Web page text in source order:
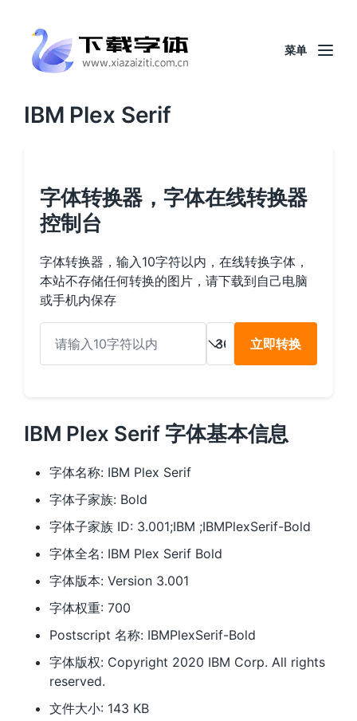
菜单
IBM Plex Serif
字体转换器，字体在线转换器
控制台
字体转换器，输入10字符以内，在线转换字体，
本站不存储任何转换的图片，请下载到自己电脑
或手机内保存
立即转换
IBM Plex Serif 字体基本信息
字体名称: IBM Plex Serif
字体子家族: Bold
字体子家族 ID: 3.001;IBM ;IBMPlexSerif-Bold
字体全名: IBM Plex Serif Bold
字体版本: Version 3.001
字体权重: 700
Postscript 名称: IBMPlexSerif-Bold
字体版权: Copyright 2020 IBM Corp. All rights
reserved.
文件大小: 143 KB